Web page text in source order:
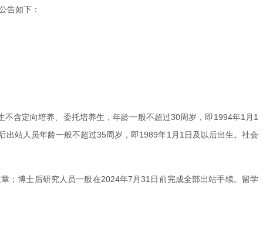
告如下：
含定向培养、委托培养生，年龄一般不超过30周岁，即1994年1月1
站人员年龄一般不超过35周岁，即1989年1月1日及以后出生。社会
；博士后研究人员一般在2024年7月31日前完成全部出站手续。留学